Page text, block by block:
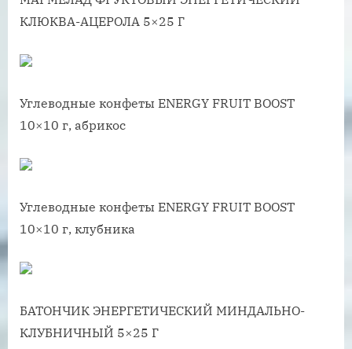
КЛЮКВА-АЦЕРОЛА 5×25 Г
Углеводные конфеты ENERGY FRUIT BOOST
10×10 г, абрикос
Углеводные конфеты ENERGY FRUIT BOOST
10×10 г, клубника
БАТОНЧИК ЭНЕРГЕТИЧЕСКИЙ МИНДАЛЬНО-
КЛУБНИЧНЫЙ 5×25 Г